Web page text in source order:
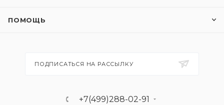
ПОМОЩЬ
ПОДПИСАТЬСЯ НА РАССЫЛКУ
+7(499)288-02-91